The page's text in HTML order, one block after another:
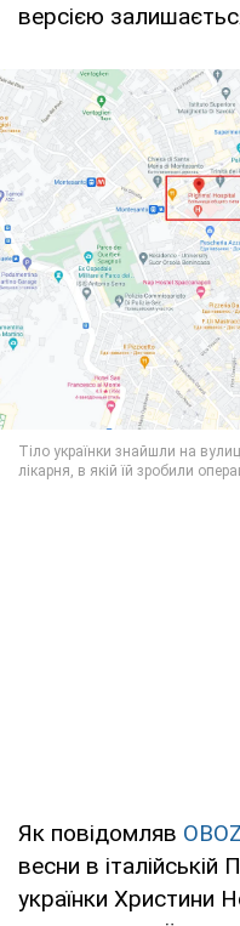
версією
Як повідомляв
весни в італійській
українки Христини